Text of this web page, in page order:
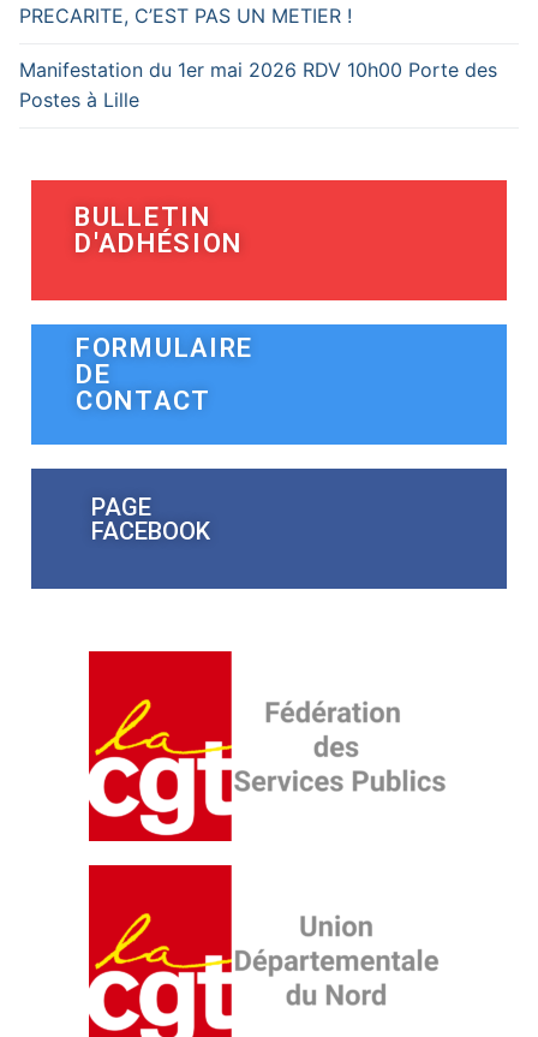
PRECARITE, C’EST PAS UN METIER !
Manifestation du 1er mai 2026 RDV 10h00 Porte des
Postes à Lille
BULLETIN
D'ADHÉSION
FORMULAIRE
DE
CONTACT
PAGE
FACEBOOK